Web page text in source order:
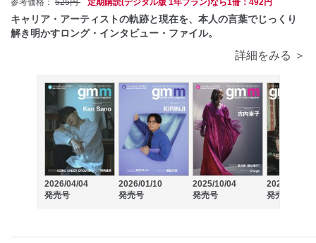
参考価格： 525円 定期購読(デジタル版 1年プラン)なら1冊：492円
キャリア・アーティストの軌跡と現在を、本人の言葉でじっくり
解き明かすロング・インタビュー・ファイル。
詳細をみる ＞
2026/04/04
発売号
2026/01/10
発売号
2025/10/04
発売号
2025/05/24
発売号